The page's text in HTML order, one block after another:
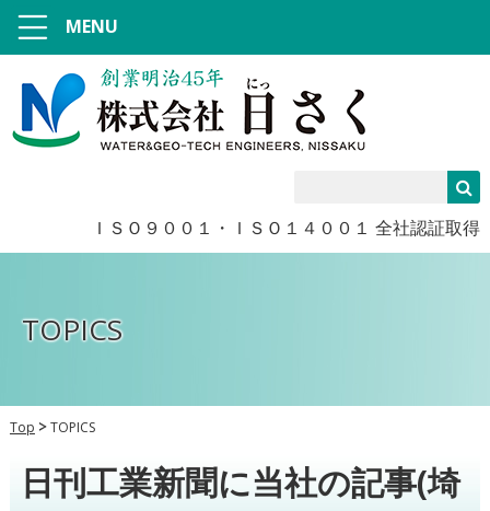
ＩＳＯ９００１・ＩＳＯ１４００１ 全社認証取得
MENU
TOPICS
Top TOPICS
日刊工業新聞に当社の記事(埼